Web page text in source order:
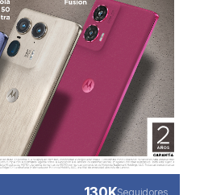
Seguidores